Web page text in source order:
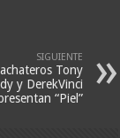
SIGUIENTE
Tony
y DerekVinci
“Piel”